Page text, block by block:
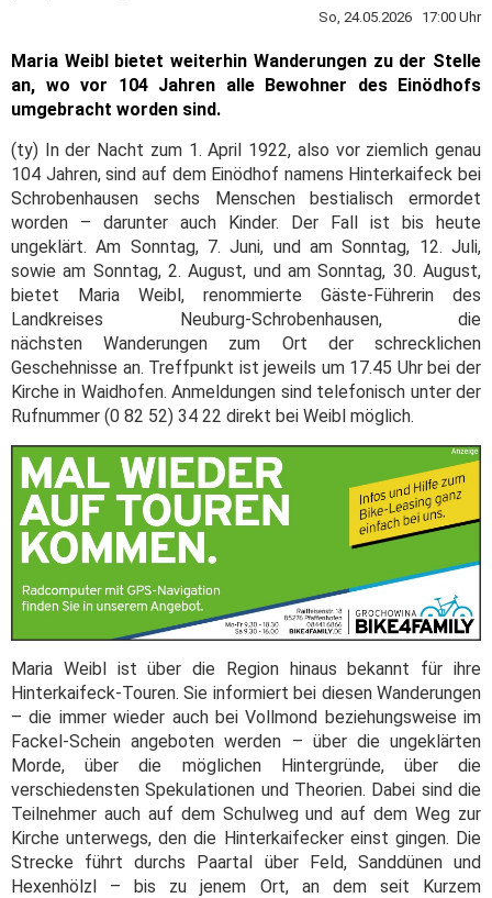
So, 24.05.2026 17:00 Uhr
Maria Weibl bietet weiterhin Wanderungen zu der Stelle
an, wo vor 104 Jahren alle Bewohner des Einödhofs
umgebracht worden sind.
(ty) In der Nacht zum 1. April 1922, also vor ziemlich genau
104 Jahren, sind auf dem Einödhof namens Hinterkaifeck bei
Schrobenhausen sechs Menschen bestialisch ermordet
worden – darunter auch Kinder. Der Fall ist bis heute
ungeklärt. Am Sonntag, 7. Juni, und am Sonntag, 12. Juli,
sowie am Sonntag, 2. August, und am Sonntag, 30. August,
bietet Maria Weibl, renommierte Gäste-Führerin des
Landkreises Neuburg-Schrobenhausen, die
nächsten Wanderungen zum Ort der schrecklichen
Geschehnisse an. Treffpunkt ist jeweils um 17.45 Uhr bei der
Kirche in Waidhofen. Anmeldungen sind telefonisch unter der
Rufnummer (0 82 52) 34 22 direkt bei Weibl möglich.
Maria Weibl ist über die Region hinaus bekannt für ihre
Hinterkaifeck-Touren. Sie informiert bei diesen Wanderungen
– die immer wieder auch bei Vollmond beziehungsweise im
Fackel-Schein angeboten werden – über die ungeklärten
Morde, über die möglichen Hintergründe, über die
verschiedensten Spekulationen und Theorien. Dabei sind die
Teilnehmer auch auf dem Schulweg und auf dem Weg zur
Kirche unterwegs, den die Hinterkaifecker einst gingen. Die
Strecke führt durchs Paartal über Feld, Sanddünen und
Hexenhölzl – bis zu jenem Ort, an dem seit Kurzem